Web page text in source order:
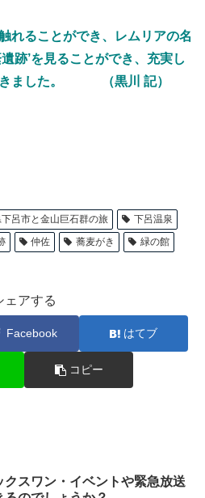
れることができ、レムリアの名
跡’を見ることができ、充実し
きました。 （黒川 記）
呂市と金山巨石群の旅
下呂温泉
仲佐 蕎麦がき
緑の館
ェアする
Facebook はてブ
コピー
クスワン・イベントや緊急放送